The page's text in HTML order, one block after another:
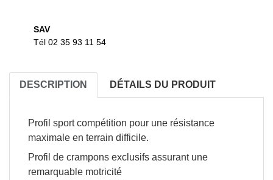
SAV
Tél 02 35 93 11 54
DESCRIPTION DÉTAILS DU PRODUIT
Profil sport compétition pour une résistance
maximale en terrain difficile.
Profil de crampons exclusifs assurant une
remarquable motricité